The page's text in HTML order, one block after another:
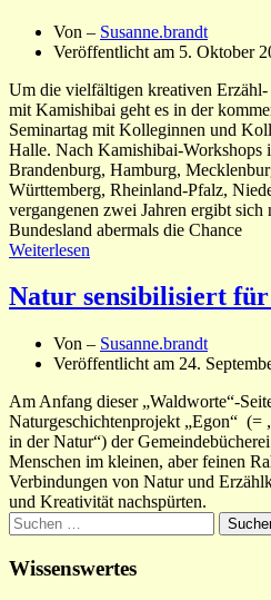
Von – Susanne.brandt
Veröffentlicht am 5. Oktober
Um die vielfältigen kreativen
mit Kamishibai geht es in der
Seminartag mit Kolleginnen und
Halle. Nach Kamishibai-Workshops
Brandenburg, Hamburg,
Württemberg, Rheinland-Pfalz,
vergangenen zwei Jahren ergibt
Bundesland abermals die Chance
Weiterlesen
Natur sensibilisiert
Von – Susanne.brandt
Veröffentlicht am 24.
Am Anfang dieser „Waldworte“-
Naturgeschichtenprojekt „Egon“ (=
in der Natur“) der
Menschen im kleinen, aber feinen
Verbindungen von Natur und
und Kreativität nachspürten.
Suchen
nach:
Wissenswertes